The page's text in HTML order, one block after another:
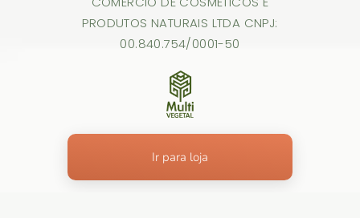
PRODUTOS NATURAIS LTDA CNPJ:
00.840.754/0001-50
Ir para loja